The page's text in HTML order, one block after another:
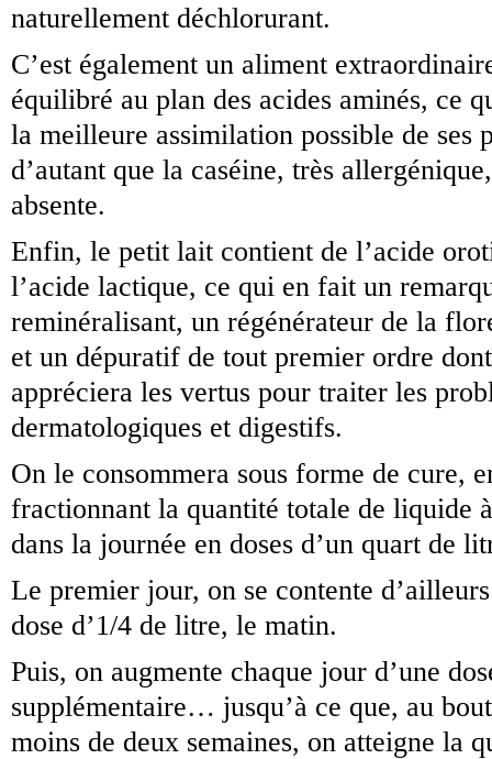
naturellement déchlorurant.
C’est également un aliment
équilibré au plan des acides aminés, ce
la meilleure assimilation possible de ses
d’autant que la caséine, très
absente.
Enfin, le petit lait contient de l’acide
l’acide lactique, ce qui en fait un
reminéralisant, un régénérateur de la
et un dépuratif de tout premier ordre
appréciera les vertus pour traiter les
dermatologiques et digestifs.
On le consommera sous forme de cure,
fractionnant la quantité totale de liquide
dans la journée en doses d’un quart de
Le premier jour, on se contente
dose d’1/4 de litre, le matin.
Puis, on augmente chaque jour d’une
supplémentaire… jusqu’à ce que, au
moins de deux semaines, on atteigne la